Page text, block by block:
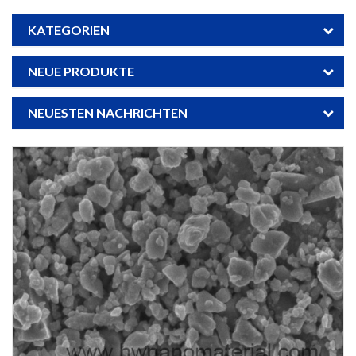
KATEGORIEN
NEUE PRODUKTE
NEUESTEN NACHRICHTEN